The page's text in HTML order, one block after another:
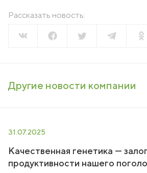
Рассказать новость:
Другие новости компании
31.07.2025
Качественная генетика —
продуктивности нашего